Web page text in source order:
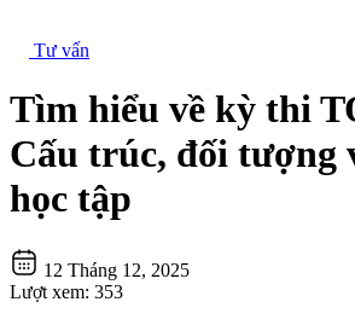
Tư vấn
Tìm hiểu về kỳ thi
Cấu trúc, đối tượng
học tập
12 Tháng 12, 2025
Lượt xem: 353